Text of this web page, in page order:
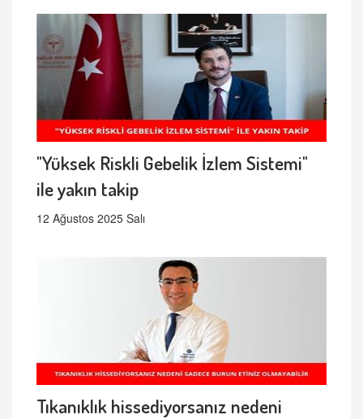
"Yüksek Riskli Gebelik İzlem Sistemi"
ile yakın takip
12 Ağustos 2025 Salı
Tıkanıklık hissediyorsanız nedeni